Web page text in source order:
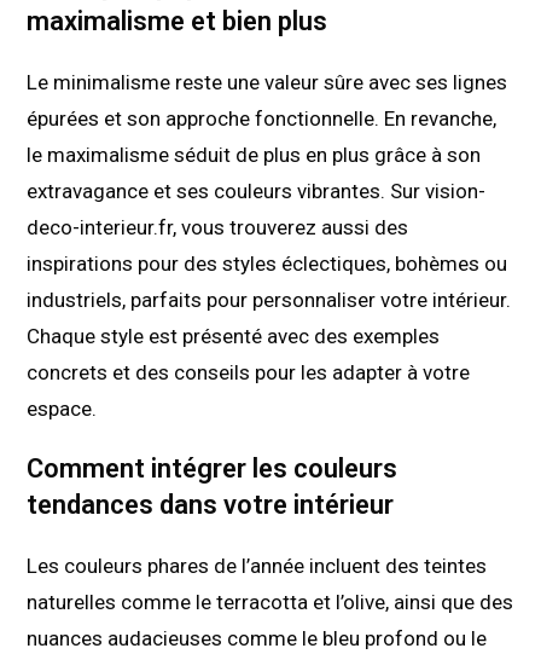
maximalisme et bien plus
Le minimalisme reste une valeur sûre avec ses lignes
épurées et son approche fonctionnelle. En revanche,
le maximalisme séduit de plus en plus grâce à son
extravagance et ses couleurs vibrantes. Sur vision-
deco-interieur.fr, vous trouverez aussi des
inspirations pour des styles éclectiques, bohèmes ou
industriels, parfaits pour personnaliser votre intérieur.
Chaque style est présenté avec des exemples
concrets et des conseils pour les adapter à votre
espace.
Comment intégrer les couleurs
tendances dans votre intérieur
Les couleurs phares de l’année incluent des teintes
naturelles comme le terracotta et l’olive, ainsi que des
nuances audacieuses comme le bleu profond ou le